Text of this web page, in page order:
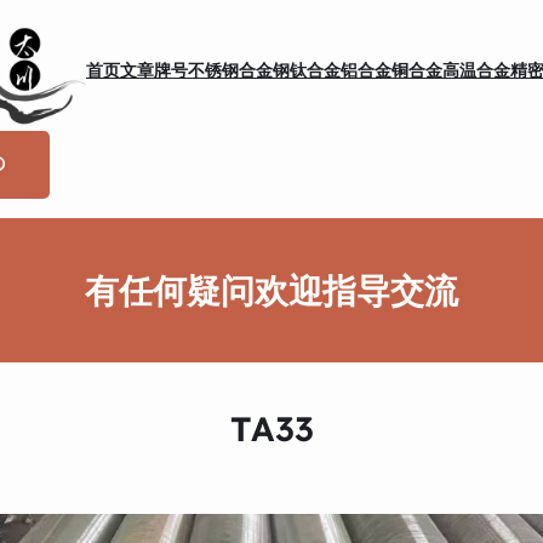
首页文章牌号不锈钢合金钢钛合金铝合金铜合金高温合金精
有任何疑问欢迎指导交流
TA33